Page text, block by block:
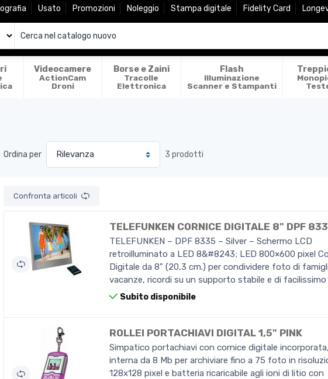
Usato Promozioni Noleggio Stampa digitale Fidelity Card
Videocamere
ActionCam
Droni
Borse e Zaini
Tracolle
Elettronica
Flash
Illuminazione
Scanner e Stampanti
Ordina per 3 prodotti
Confronta articoli
TELEFUNKEN CORNICE DIGITALE 8" DPF
TELEFUNKEN – DPF 8335 – Silver – Schermo LCD
retroilluminato a LED 8&#8243; LED 800×600 pixel
Digitale da 8" (20,3 cm.) per condividere foto di
vacanze, ricordi su un supporto stabile e di facilissimo
Subito disponibile
ROLLEI PORTACHIAVI DIGITAL 1,5" PINK
Simpatico portachiavi con cornice digitale
interna da 8 Mb per archiviare fino a 75 foto in
128x128 pixel e batteria ricaricabile agli ioni di litio con